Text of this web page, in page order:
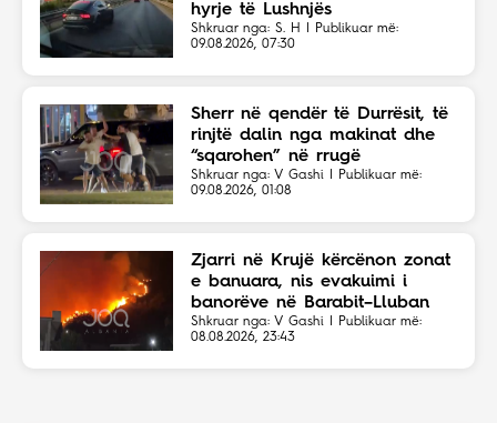
hyrje të Lushnjës
Shkruar nga: S. H | Publikuar më:
09.08.2026, 07:30
Sherr në qendër të Durrësit, të
rinjtë dalin nga makinat dhe
“sqarohen” në rrugë
Shkruar nga: V Gashi | Publikuar më:
09.08.2026, 01:08
Zjarri në Krujë kërcënon zonat
e banuara, nis evakuimi i
banorëve në Barabit–Lluban
Shkruar nga: V Gashi | Publikuar më:
08.08.2026, 23:43